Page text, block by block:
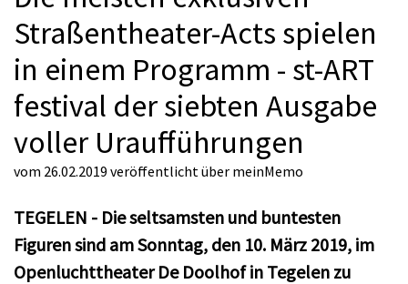
Straßentheater-Acts spielen
in einem Programm - st-ART
festival der siebten Ausgabe
voller Uraufführungen
vom 26.02.2019 veröffentlicht über meinMemo
TEGELEN - Die seltsamsten und buntesten
Figuren sind am Sonntag, den 10. März 2019, im
Openluchttheater De Doolhof in Tegelen zu